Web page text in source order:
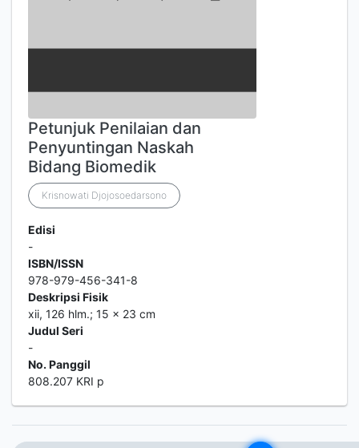
Petunjuk Penilaian dan
Penyuntingan Naskah
Bidang Biomedik
Krisnowati Djojosoedarsono
Edisi
-
ISBN/ISSN
978-979-456-341-8
Deskripsi Fisik
xii, 126 hlm.; 15 x 23 cm
Judul Seri
-
No. Panggil
808.207 KRI p